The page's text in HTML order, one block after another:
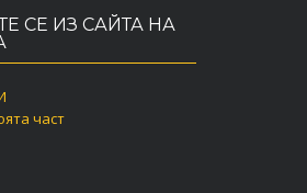
СЕ ИЗ САЙТА НА
част